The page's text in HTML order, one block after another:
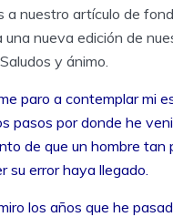
a nuestro artículo de
una nueva edición de
y ánimo.
paro a contemplar mi
pasos por donde he
de que un hombre tan
su error haya llegado.
los años que he